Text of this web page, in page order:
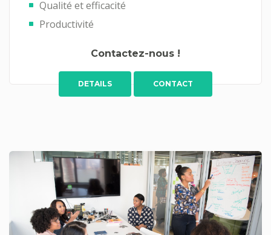
Qualité et efficacité
Productivité
Contactez-nous !
DETAILS CONTACT